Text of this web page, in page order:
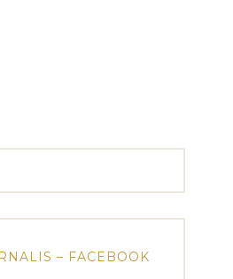
– FACEBOOK